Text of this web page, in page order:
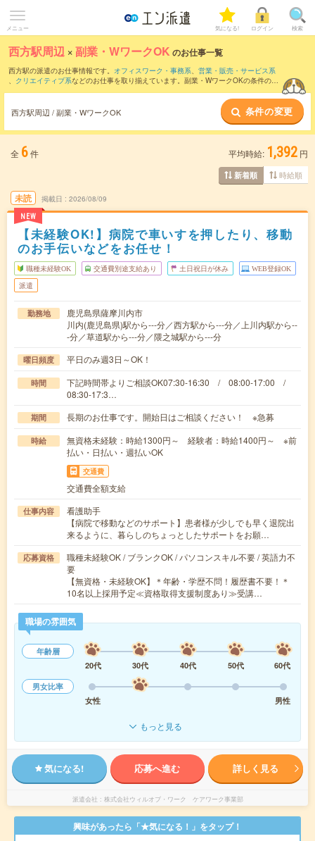
メニュー 気になる! ログイン 検索
西方駅周辺 ×副業・WワークOK のお仕事一覧
西方駅の派遣のお仕事情報です。 オフィスワーク・事務系、 営業・販売・サービス系
、 クリエイティブ系などのお仕事を取り揃えています。副業・WワークOKの条件の他
西方駅周辺 / 副業・WワークOK 条件の変更
全 6件 平均時給: 1,392 円
新着順 時給順
未読
NEW
掲載日 2026/08/09
【未経験OK!】病院で車いすを押したり、移動
のお手伝いなどをお任せ！
職種未経験OK 交通費別途支給あり 土日祝日が休み WEB登録OK
派遣
勤務地
鹿児島県薩摩川内市
川内(鹿児島県)駅から---分／西方駅から---分／上川内駅から--
-分／草道駅から---分／隈之城駅から---分
曜日頻度 平日のみ週3日～OK！
時間
下記時間帯よりご相談OK07:30-16:30 / 08:00-17:00 /
08:30-17:3…
期間 長期のお仕事です。開始日はご相談ください！ ※急募
時給
無資格未経験：時給1300円～ 経験者：時給1400円～ ※前
払い・日払い・週払いOK
交通費
交通費全額支給
仕事内容
看護助手
【病院で移動などのサポート】患者様が少しでも早く退院出
来るように、暮らしのちょっとしたサポートをお願…
応募資格
職種未経験OK / ブランクOK / パソコンスキル不要 / 英語力不
要
【無資格・未経験OK】＊年齢・学歴不問！履歴書不要！＊
10名以上採用予定≪資格取得支援制度あり≫受講…
職場の雰囲気
年齢層
20代
30代 40代 50代
60代
男女比率
女性
男性
もっと見る
気になる! 応募へ進む 詳しく見る
派遣会社 株式会社ウィルオブ・ワーク ケアワーク事業部
興味があったら「★気になる！」をタップ！